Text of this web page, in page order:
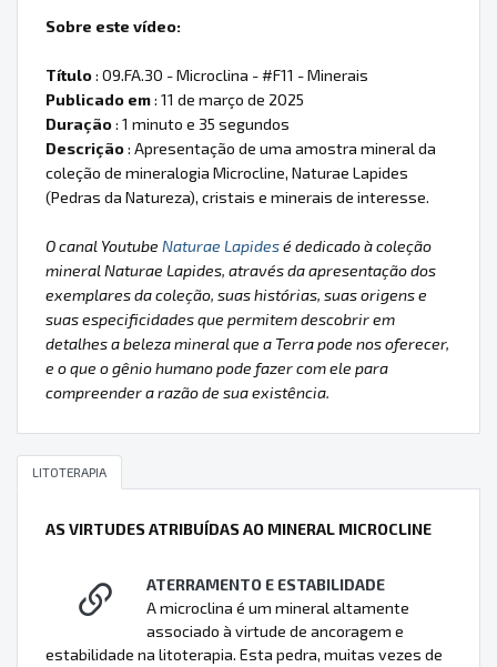
Sobre este vídeo:
Título: 09.FA.30 - Microclina - #F11 - Minerais
Publicado em: 11 de março de 2025
Duração: 1 minuto e 35 segundos
Descrição: Apresentação de uma amostra mineral da
coleção de mineralogia Microcline, Naturae Lapides
(Pedras da Natureza), cristais e minerais de interesse.
O canal Youtube Naturae Lapidesé dedicado à coleção
mineral Naturae Lapides, através da apresentação dos
exemplares da coleção, suas histórias, suas origens e
suas especificidades que permitem descobrir em
detalhes a beleza mineral que a Terra pode nos oferecer,
e o que o gênio humano pode fazer com ele para
compreender a razão de sua existência.
LITOTERAPIA
AS VIRTUDES ATRIBUÍDAS AO MINERAL MICROCLINE
ATERRAMENTO E ESTABILIDADE
A microclina é um mineral altamente
associado à virtude de ancoragem e
estabilidade na litoterapia. Esta pedra, muitas vezes de